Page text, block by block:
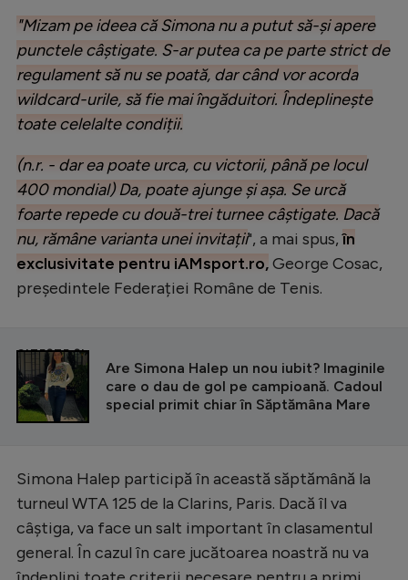
"Mizam pe ideea că Simona nu a putut să-și apere
punctele câștigate. S-ar putea ca pe parte strict de
regulament să nu se poată, dar când vor acorda
wildcard-urile, să fie mai îngăduitori. Îndeplinește
toate celelalte condiții.
(n.r. - dar ea poate urca, cu victorii, până pe locul
400 mondial) Da, poate ajunge și așa. Se urcă
foarte repede cu două-trei turnee câștigate. Dacă
nu, rămâne varianta unei invitații", a mai spus,în
exclusivitate pentru iAMsport.ro,George Cosac,
președintele Federației Române de Tenis.
CITEȘTE ȘI
Are Simona Halep un nou iubit? Imaginile
care o dau de gol pe campioană. Cadoul
special primit chiar în Săptămâna Mare
Simona Halep participă în această săptămână la
turneul WTA 125 de la Clarins, Paris. Dacă îl va
câștiga, va face un salt important în clasamentul
general. În cazul în care jucătoarea noastră nu va